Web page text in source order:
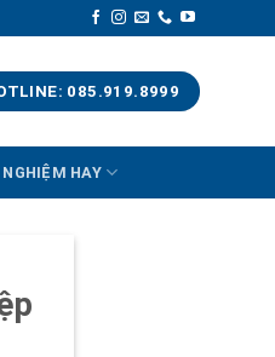
085.919.8999
NGHIỆM HAY